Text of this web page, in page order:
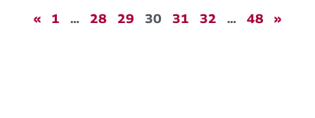
« 1 … 28 29 30 31 32 … 48 »